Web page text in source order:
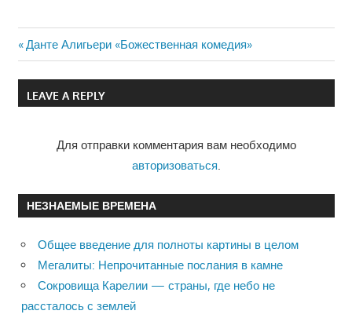
Навигация
по
Previous
Post:
Данте Алигьери «Божественная комедия»
LEAVE A REPLY
Для отправки комментария вам необходимо
авторизоваться.
НЕЗНАЕМЫЕ ВРЕМЕНА
Общее введение для полноты картины в целом
Мегалиты: Непрочитанные послания в камне
Сокровища Карелии — страны, где небо не
рассталось с землей